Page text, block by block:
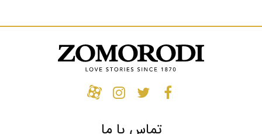
درخششی خیره‌کننده و نهایت ظرافت و دقت در طراحی و ساخت
اولین چیزی است که با دیدنمحصولات کالکشن امیننت
شما را جلب خواهد کرد.کالکشن امیننت زمردیبرای اولین در
امیننت مجموعه انگشترهایی با سنگ‌های قیمتی، برش و رنگ